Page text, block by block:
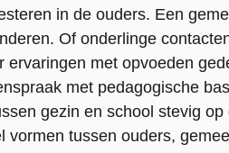
in de ouders. Een
Of onderlinge
met opvoeden
met pedagogische
gezin en school stevig
tussen ouders,